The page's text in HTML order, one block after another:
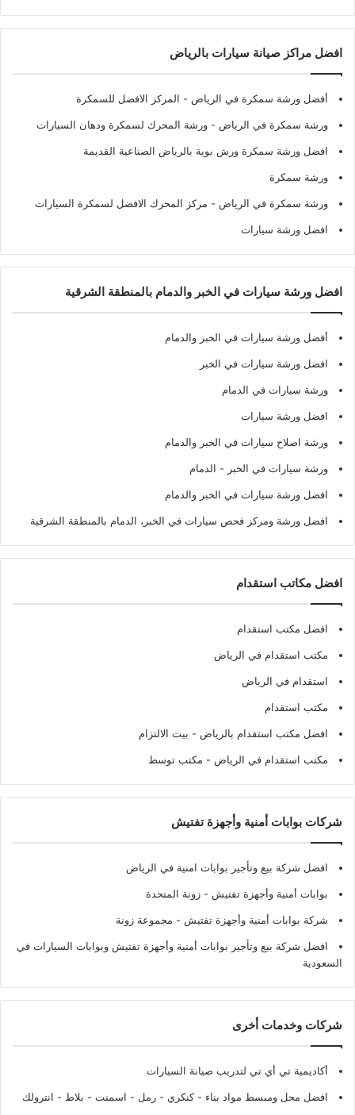
افضل مراكز صيانة سيارات بالرياض
أفضل ورشة سمكرة في الرياض - المركز الافضل للسمكرة
ورشة سمكرة في الرياض - ورشة المحرك لسمكرة ودهان السيارات
افضل ورشة سمكرة ورش بوية بالرياض الصناعية القديمة
ورشة سمكرة
ورشة سمكرة في الرياض - مركز المحرك الافضل لسمكرة السيارات
افضل ورشة سيارات
افضل ورشة سيارات في الخبر والدمام بالمنطقة الشرقية
أفضل ورشة سيارات في الخبر والدمام
افضل ورشة سيارات في الخبر
ورشة سيارات في الدمام
افضل ورشة سيارات
ورشة اصلاح سيارات في الخبر والدمام
ورشة سيارات في الخبر - الدمام
افضل ورشة سيارات في الخبر والدمام
افضل ورشة ومركز فحص سيارات في الخبر، الدمام بالمنطقة الشرقية
افضل مكاتب استقدام
افضل مكتب استقدام
مكتب استقدام في الرياض
استقدام في الرياض
مكتب استقدام
افضل مكتب استقدام بالرياض - بيت الالتزام
مكتب استقدام في الرياض - مكتب توسط
شركات بوابات أمنية وأجهزة تفتيش
افضل شركة بيع وتأجير بوابات امنية في الرياض
بوابات أمنية وأجهزة تفتيش - زونة المتحدة
شركة بوابات أمنية وأجهزة تفتيش - مجموعة زونة
افضل شركة بيع وتأجير بوابات أمنية وأجهزة تفتيش وبوابات السيارات في
السعودية
شركات وخدمات أخرى
أكاديمية تي أي تي لتدريب صيانة السيارات
افضل محل ومبسط مواد بناء - كنكري - رمل - اسمنت - بلاط - انترولك